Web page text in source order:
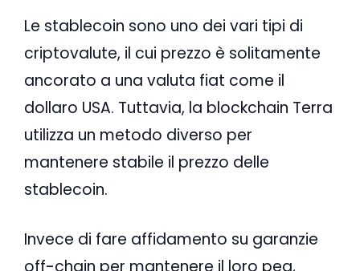
Le stablecoin sono uno dei vari tipi di
criptovalute, il cui prezzo è solitamente
ancorato a una valuta fiat come il
dollaro USA. Tuttavia, la blockchain Terra
utilizza un metodo diverso per
mantenere stabile il prezzo delle
stablecoin.
Invece di fare affidamento su garanzie